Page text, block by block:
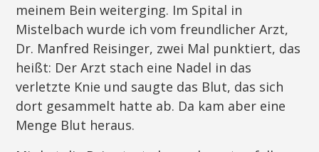
meinem Bein weiterging. Im Spital in
Mistelbach wurde ich vom freundlicher Arzt,
Dr. Manfred Reisinger, zwei Mal punktiert, das
heißt: Der Arzt stach eine Nadel in das
verletzte Knie und saugte das Blut, das sich
dort gesammelt hatte ab. Da kam aber eine
Menge Blut heraus.